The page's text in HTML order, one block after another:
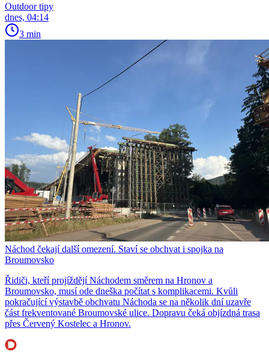
Outdoor tipy
dnes, 04:14
3 min
Náchod čekají další omezení. Staví se obchvat i spojka na
Broumovsko
Řidiči, kteří projíždějí Náchodem směrem na Hronov a
Broumovsko, musí ode dneška počítat s komplikacemi. Kvůli
pokračující výstavbě obchvatu Náchoda se na několik dní uzavře
část frekventované Broumovské ulice. Dopravu čeká objízdná trasa
přes Červený Kostelec a Hronov.